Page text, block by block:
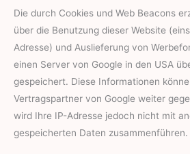
Die durch Cookies und Web Beacons
über die Benutzung dieser Website
Adresse) und Auslieferung von
einen Server von Google in den USA
gespeichert. Diese Informationen
Vertragspartner von Google weiter
wird Ihre IP-Adresse jedoch nicht mit
gespeicherten Daten zusammenführen.